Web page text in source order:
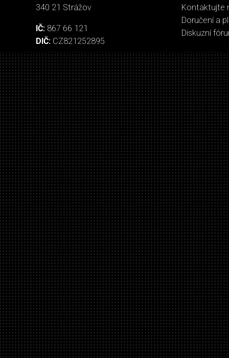
340 21 Strážov
IČ: 867 66 121
DIČ: CZ821252895
Kontaktujte
Doručení a
Diskuzní